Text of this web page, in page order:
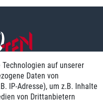
auf unserer
Daten von
IP-Adresse), um z.B. Inhalte
von Drittanbietern